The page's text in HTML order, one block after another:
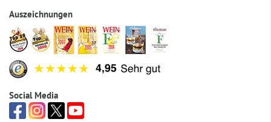
Auszeichnungen
Social Media